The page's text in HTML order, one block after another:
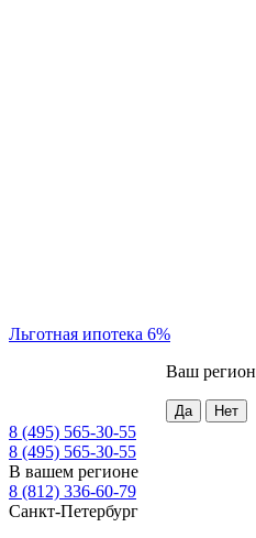
Льготная ипотека 6%
Ваш регион
8 (495) 565-30-55
8 (495) 565-30-55
В вашем регионе
8 (812) 336-60-79
Санкт-Петербург